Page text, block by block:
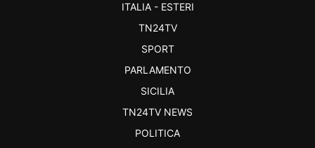
ITALIA - ESTERI
TN24TV
SPORT
PARLAMENTO
SICILIA
TN24TV NEWS
POLITICA